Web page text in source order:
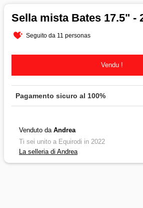
Sella mista Bates 17.5" -
Seguito da 11 personas
Vendu !
Pagamento sicuro al 100%
Venduto da Andrea
Ti sei unito a Equirodi in 2022
La selleria di Andrea